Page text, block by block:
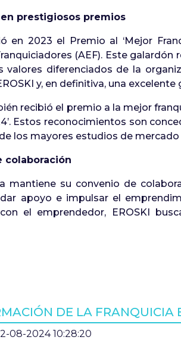
prestigiosos premios
en 2023 el Premio al ‘Mejor
(AEF). Este
valores diferenciados de la
y, en definitiva, una
recibió el premio a la mejor
Estos reconocimientos son
los mayores estudios de
colaboración
mantiene su convenio de
dar apoyo e impulsar el
el emprendedor, EROSKI
DE LA FRANQUICIA
08-2024 10:28:20